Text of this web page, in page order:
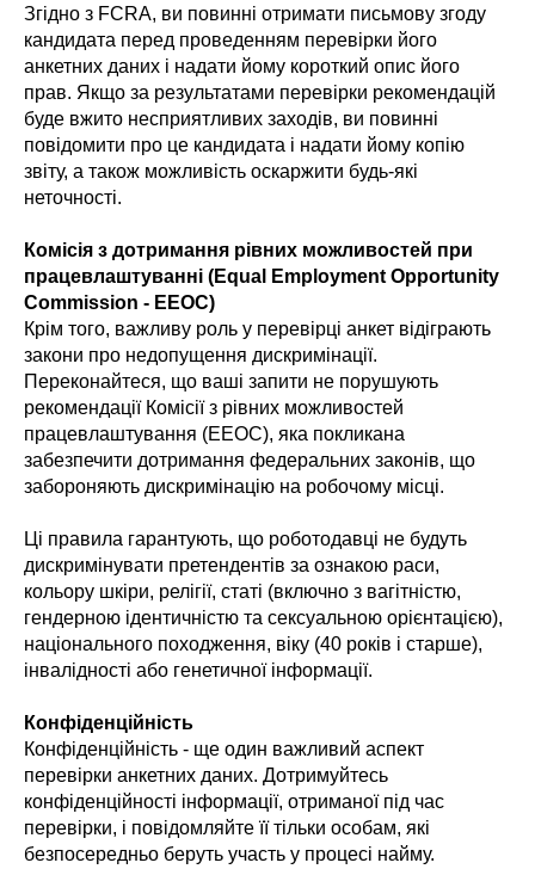
Згідно з FCRA, ви повинні отримати письмову згоду
кандидата перед проведенням перевірки його
анкетних даних і надати йому короткий опис його
прав. Якщо за результатами перевірки рекомендацій
буде вжито несприятливих заходів, ви повинні
повідомити про це кандидата і надати йому копію
звіту, а також можливість оскаржити будь-які
неточності.
Комісія з дотримання рівних можливостей при
працевлаштуванні (Equal Employment Opportunity
Commission - EEOC)
Крім того, важливу роль у перевірці анкет відіграють
закони про недопущення дискримінації.
Переконайтеся, що ваші запити не порушують
рекомендації Комісії з рівних можливостей
працевлаштування (EEOC), яка покликана
забезпечити дотримання федеральних законів, що
забороняють дискримінацію на робочому місці.
Ці правила гарантують, що роботодавці не будуть
дискримінувати претендентів за ознакою раси,
кольору шкіри, релігії, статі (включно з вагітністю,
гендерною ідентичністю та сексуальною орієнтацією),
національного походження, віку (40 років і старше),
інвалідності або генетичної інформації.
Конфіденційність
Конфіденційність - ще один важливий аспект
перевірки анкетних даних. Дотримуйтесь
конфіденційності інформації, отриманої під час
перевірки, і повідомляйте її тільки особам, які
безпосередньо беруть участь у процесі найму.